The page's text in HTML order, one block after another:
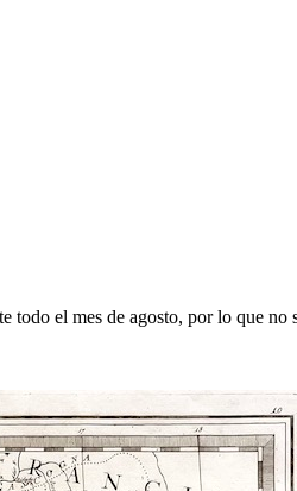
todo el mes de agosto, por lo que